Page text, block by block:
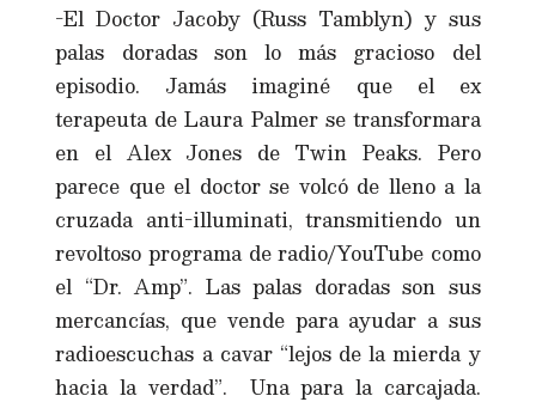
-El Doctor Jacoby (Russ Tamblyn) y sus
palas doradas son lo más gracioso del
episodio. Jamás imaginé que el ex
terapeuta de Laura Palmer se transformara
en el Alex Jones de Twin Peaks. Pero
parece que el doctor se volcó de lleno a la
cruzada anti-illuminati, transmitiendo un
revoltoso programa de radio/YouTube como
el “Dr. Amp”. Las palas doradas son sus
mercancías, que vende para ayudar a sus
radioescuchas a cavar “lejos de la mierda y
hacia la verdad”. Una para la carcajada.